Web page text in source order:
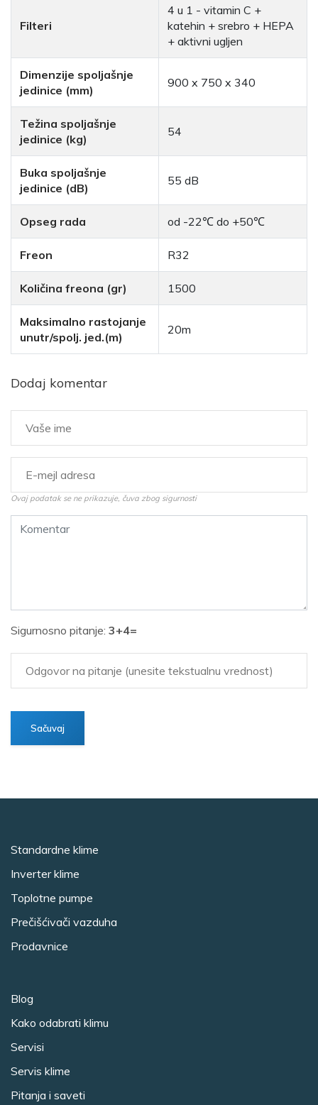
Filteri
4 u 1 - vitamin C +
katehin + srebro + HEPA
+ aktivni ugljen
Dimenzije spoljašnje
jedinice (mm)
900 x 750 x 340
Težina spoljašnje
jedinice (kg)
54
Buka spoljašnje
jedinice (dB)
55 dB
Opseg rada od -22℃ do +50℃
Freon R32
Količina freona (gr) 1500
Maksimalno rastojanje
unutr/spolj. jed.(m)
20m
Dodaj komentar
Ovaj podatak se ne prikazuje, čuva zbog sigurnosti
Sigurnosno pitanje: 3+4=
Standardne klime
Inverter klime
Toplotne pumpe
Prečišćivači vazduha
Prodavnice
Blog
Kako odabrati klimu
Servisi
Servis klime
Pitanja i saveti